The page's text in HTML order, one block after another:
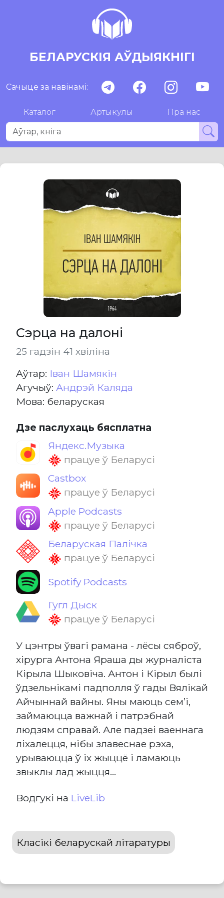
БЕЛАРУСКІЯ АЎДЫЯКНІГІ
Сачыце за навінамі:
Каталог Артыкулы Пра нас
Сэрца на далоні
25 гадзін 41 хвіліна
Aўтар: Іван Шамякін
Агучыў: Андрэй Каляда
Мова: беларуская
Дзе паслухаць бясплатна
Яндекс.Музыка
працуе ў Беларусі
Castbox
працуе ў Беларусі
Apple Podcasts
працуе ў Беларусі
Беларуская Палічка
працуе ў Беларусі
Spotify Podcasts
Гугл Дыск
працуе ў Беларусі
У цэнтры ўвагі рамана - лёсы сяброў,
хірурга Антона Яраша ды журналіста
Кірыла Шыковіча. Антон і Кірыл былі
ўдзельнікамі падполля ў гады Вялікай
Айчыннай вайны. Яны маюць сем’і,
займаюцца важнай і патрэбнай
людзям справай. Але падзеі ваеннага
ліхалецця, нібы злавеснае рэха,
урываюцца ў іх жыццё і ламаюць
звыклы лад жыцця…
Водгукі на LiveLib
Класікі беларускай літаратуры